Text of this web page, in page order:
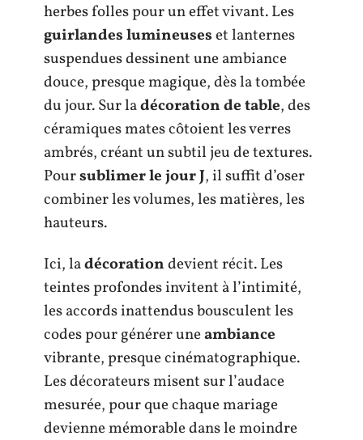
herbes folles pour un effet vivant. Les
guirlandes lumineuseset lanternes
suspendues dessinent une ambiance
douce, presque magique, dès la tombée
du jour. Sur ladécoration de table, des
céramiques mates côtoient les verres
ambrés, créant un subtil jeu de textures.
Poursublimer le jour J, il suffit d’oser
combiner les volumes, les matières, les
hauteurs.
Ici, ladécorationdevient récit. Les
teintes profondes invitent à l’intimité,
les accords inattendus bousculent les
codes pour générer uneambiance
vibrante, presque cinématographique.
Les décorateurs misent sur l’audace
mesurée, pour que chaque mariage
devienne mémorable dans le moindre